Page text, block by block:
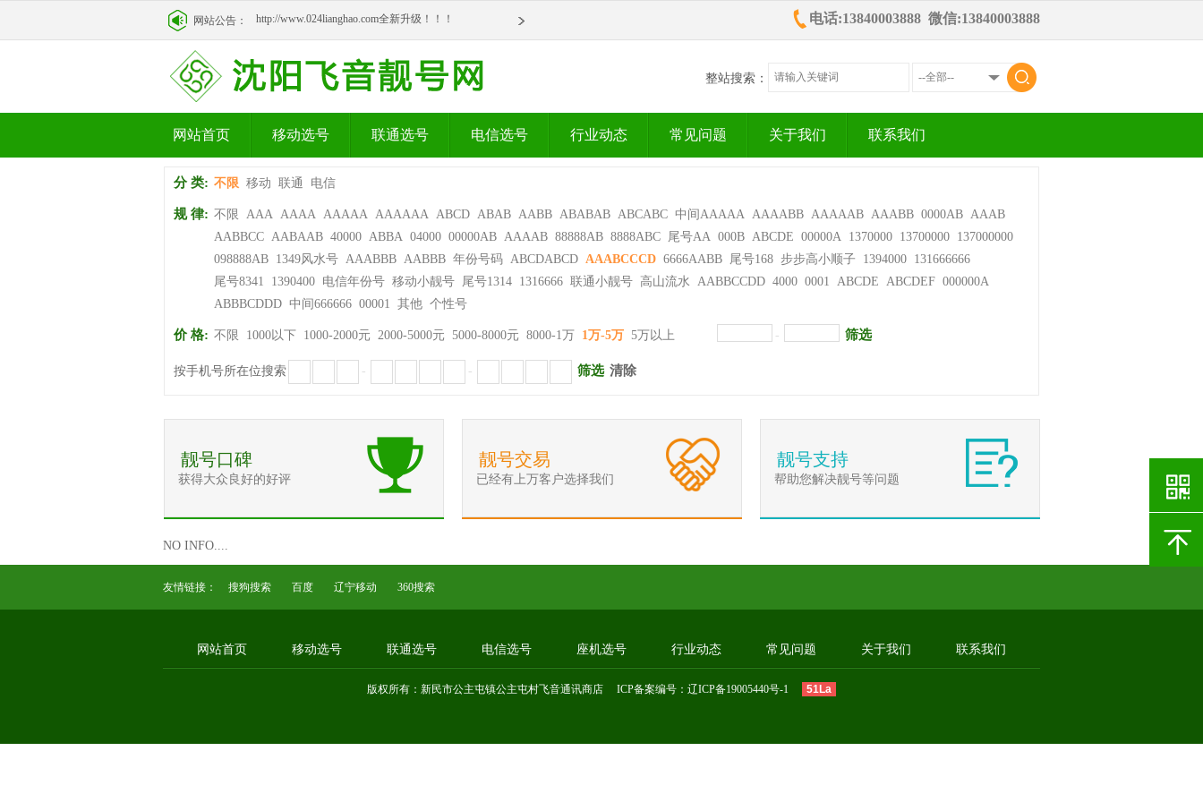
网站公告： http://www.024lianghao.com全新升级！！！ 电话:13840003888 微信:13840003888
整站搜索：
网站首页 移动选号 联通选号 电信选号 行业动态 常见问题 关于我们 联系我们
分 类: 不限 移动 联通 电信
规 律: 不限 AAA AAAA AAAAA AAAAAA ABCD ABAB AABB ABABAB ABCABC 中间AAAAA AAAABB AAAAAB AAABB 0000AB AAAB
AABBCC AABAAB 40000 ABBA 04000 00000AB AAAAB 88888AB 8888ABC 尾号AA 000B ABCDE 00000A 1370000 13700000 137000000
098888AB 1349风水号 AAABBB AABBB 年份号码 ABCDABCD AAABCCCD 6666AABB 尾号168 步步高小顺子 1394000 131666666
尾号8341
1390400 电信年份号 移动小靓号 尾号1314 1316666 联通小靓号 高山流水 AABBCCDD 4000 0001 ABCDE ABCDEF 000000A
ABBBCDDD 中间666666 00001 其他 个性号
价 格: 不限 1000以下 1000-2000元 2000-5000元 5000-8000元 8000-1万 1万-5万 5万以上 - 筛选
按手机号所在位搜索 - - 筛选 清除
靓号口碑
获得大众良好的好评
靓号交易
已经有上万客户选择我们
靓号支持
帮助您解决靓号等问题
NO INFO....
友情链接： 搜狗搜索 百度 辽宁移动 360搜索
网站首页 移动选号 联通选号 电信选号 座机选号 行业动态 常见问题 关于我们 联系我们
版权所有：新民市公主屯镇公主屯村飞音通讯商店 ICP备案编号： 辽ICP备19005440号-1 51La